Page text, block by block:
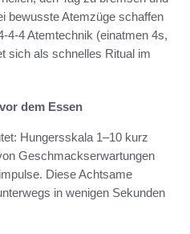
bewusste Atemzüge schaffen
4-4 Atemtechnik (einatmen 4s,
sich als schnelles Ritual im
dem Essen
Hungersskala 1–10 kurz
Geschmackserwartungen
Diese Achtsame
in wenigen Sekunden